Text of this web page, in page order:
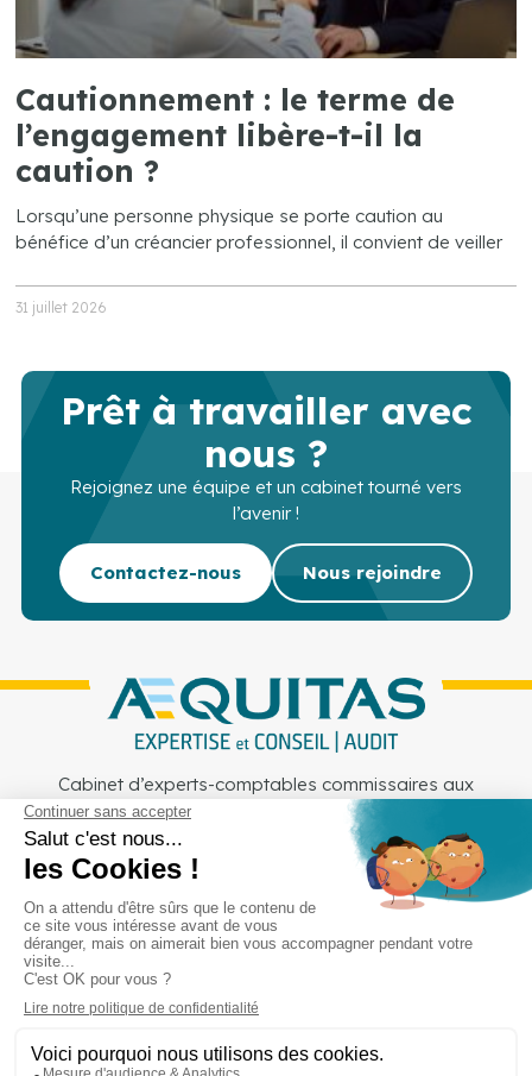
Cautionnement : le terme de
l’engagement libère-t-il la
caution ?
Lorsqu’une personne physique se porte caution au
bénéfice d’un créancier professionnel, il convient de veiller
31 juillet 2026
Prêt à travailler avec
nous ?
Rejoignez une équipe et un cabinet tourné vers
l’avenir !
Contactez-nous Nous rejoindre
Cabinet d’experts-comptables commissaires aux
comptes sur Lille, Lens et Douai
Services Secteurs Outils
Cabinet
Recrutement